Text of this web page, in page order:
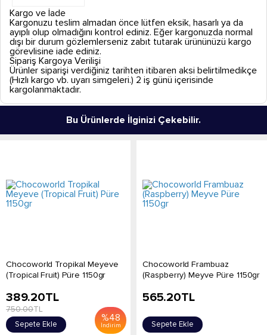
Kargo ve İade
Kargonuzu teslim almadan önce lütfen eksik, hasarlı ya da
ayıplı olup olmadığını kontrol ediniz. Eğer kargonuzda normal
dışı bir durum gözlemlerseniz zabıt tutarak ürününüzü kargo
görevlisine iade ediniz.
Sipariş Kargoya Verilişi
Ürünler siparişi verdiğiniz tarihten itibaren aksi belirtilmedikçe
(Hızlı kargo vb. uyarı simgeleri.) 2 iş günü içerisinde
kargolanmaktadır.
Bu Ürünlerde İlginizi Çekebilir.
Chocoworld Tropikal Meyeve
(Tropical Fruit) Püre 1150gr
%48
İndirim
389.20TL
750.00TL
Sepete Ekle
Chocoworld Frambuaz
(Raspberry) Meyve Püre 1150gr
565.20TL
Sepete Ekle